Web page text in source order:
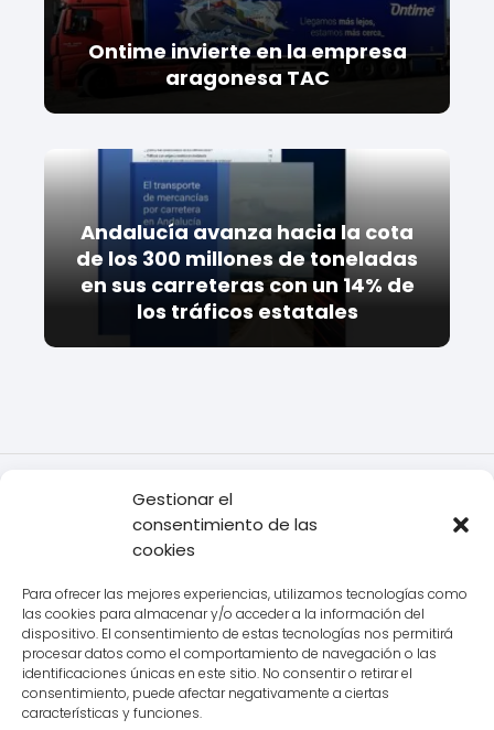
Gestionar el
consentimiento de las
cookies
Para ofrecer las mejores experiencias, utilizamos tecnologías como
las cookies para almacenar y/o acceder a la información del
dispositivo. El consentimiento de estas tecnologías nos permitirá
procesar datos como el comportamiento de navegación o las
identificaciones únicas en este sitio. No consentir o retirar el
consentimiento, puede afectar negativamente a ciertas
características y funciones.
Ontime invierte en la empresa
aragonesa TAC
Andalucía avanza hacia la cota
de los 300 millones de toneladas
en sus carreteras con un 14% de
los tráficos estatales
Chronoexpres
Descubre el servicio de envío
rápido de Chronoexpres en Tarragona: ¡Tu solución para envíos
Aviso legal
Política de Cookies